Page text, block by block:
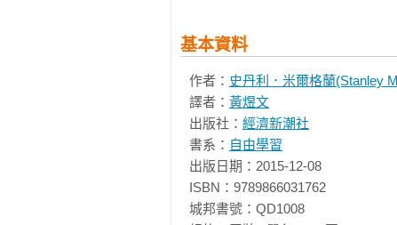
遠比不服從來得多。米爾格蘭的老
左右聰明大學生對視覺現實錯誤概
生不同的感受。從眾（儘管團體的
受而避免團體排擠。米爾格蘭想找
產生何種直接而立即的影響。他想
結果跟我們一般認為人在這樣的情
遺憾的是，許多心理學家、學生
們只知道一個版本，而且絕大多數
執行電擊的工作，也不會有任何的
為既然已經承諾要進行實驗，即有
或許履行承諾的責任感高於停止被
執行長官所交辦的任務則高於數百
反映出他對於自己所執行的任務，
但其他的考慮更高於殺掉幾百萬的
其實，我們若反觀人類的歷史，
許多人自認為的「神聖」的事，不
基本資料
作者： 史丹利．米爾格蘭(Stanley
譯者： 黃煜文
出版社： 經濟新潮社
書系： 自由學習
出版日期：2015-12-08
ISBN：9789866031762
城邦書號：QD1008